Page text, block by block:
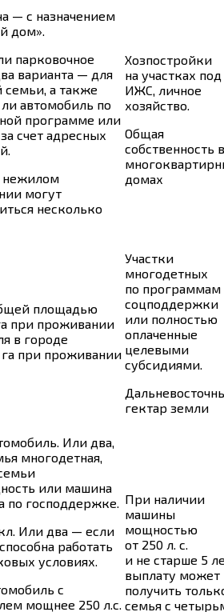
— с назначением
дом».
парковочное
варианта — для
семьи, а также
автомобиль по
программе или
счет адресных
нежилом
могут
несколько
Хозпостройки
на участках под
ИЖС, личное
хозяйство.
Общая
собственность в
домах
площадью
при проживании
в городе
га при проживании
Участки
многодетных
по программам
соцподдержки
или полностью
оплаченные
целевыми
субсидиями.
гектар земли
Или два,
многодетная,
или машина
по господдержке.
Или два — если
работать
условиях.
с
мощнее 250 л.с.
При наличии
машины
мощностью
от 250 л. с.
и не старше 5
выплату может
получить
семья с